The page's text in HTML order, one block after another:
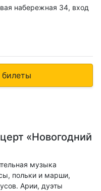
набережная 34, вход
билеты
«Новогодний
музыка
польки и марши,
Арии, дуэты